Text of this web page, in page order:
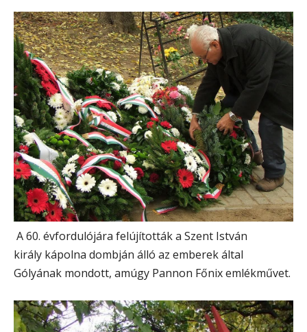
A 60. évfordulójára felújították a Szent István
király kápolna dombján álló az emberek által
Gólyának mondott, amúgy Pannon Főnix emlékművet.